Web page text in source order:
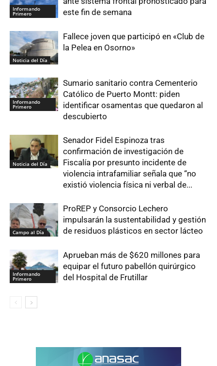
Informando
Primero
este fin de semana
Noticia del Día
Fallece joven que participó en «Club de
la Pelea en Osorno»
Informando
Primero
Sumario sanitario contra Cementerio
Católico de Puerto Montt: piden
identificar osamentas que quedaron al
descubierto
Noticia del Día
Senador Fidel Espinoza tras
confirmación de investigación de
Fiscalía por presunto incidente de
violencia intrafamiliar señala que “no
existió violencia física ni verbal de...
Campo al Día
ProREP y Consorcio Lechero
impulsarán la sustentabilidad y gestión
de residuos plásticos en sector lácteo
Informando
Primero
Aprueban más de $620 millones para
equipar el futuro pabellón quirúrgico
del Hospital de Frutillar